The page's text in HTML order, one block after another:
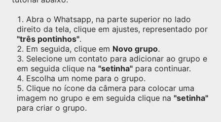
Abra o Whatsapp, na parte superior no lado
direito da tela, clique em ajustes, representado por
"três pontinhos".
Em seguida, clique em Novo grupo.
Selecione um contato para adicionar ao grupo e
em seguida clique na "setinha" para continuar.
Escolha um nome para o grupo.
Clique no ícone da câmera para colocar uma
imagem no grupo e em seguida clique na "setinha"
para criar o grupo.